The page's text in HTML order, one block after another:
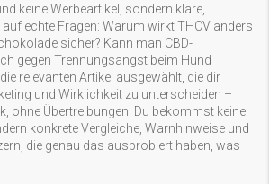
keine Werbeartikel, sondern klare,
echte Fragen: Warum wirkt THCV anders
sicher? Kann man CBD-
gegen Trennungsangst beim Hund
relevanten Artikel ausgewählt, die dir
und Wirklichkeit zu unterscheiden –
ohne Übertreibungen. Du bekommst keine
konkrete Vergleiche, Warnhinweise und
die genau das ausprobiert haben, was